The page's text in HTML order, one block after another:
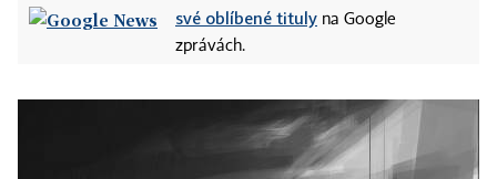
své oblíbené tituly na Google
zprávách.